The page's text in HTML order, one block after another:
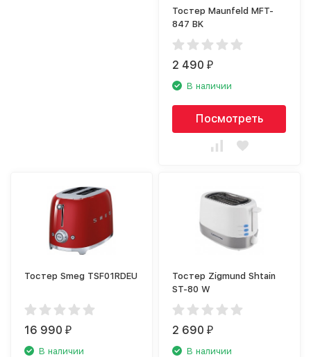
Тостер Maunfeld MFT-
847 BK
2 490₽
В наличии
Посмотреть
Тостер Smeg TSF01RDEU
16 990₽
В наличии
Тостер Zigmund Shtain
ST-80 W
2 690₽
В наличии